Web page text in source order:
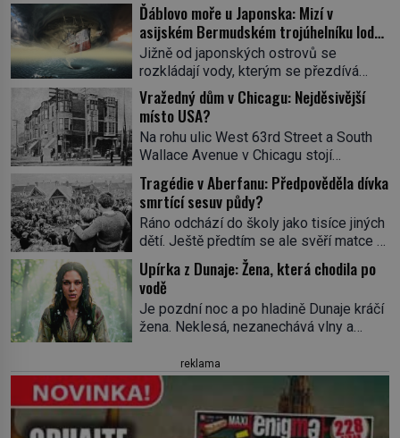
Ďáblovo moře u Japonska: Mizí v
asijském Bermudském trojúhelníku lodě
ve spárech neznámé síly?
Jižně od japonských ostrovů se
rozkládají vody, kterým se přezdívá
Ďáblovo moře. Vypráví se o lodích
mizejících beze stopy, podivných
světlech, zrádných proudech i mořských
dracích, kteří měli tyto končiny střežit už
v dávných legendách. Je tichomořský
Dračí trojúhelník skutečně prokletým
místem, nebo se zde jen nebezpečná
příroda proměnila v jednu z
nejpůsobivějších námořních záhad? […]
Vražedný dům v Chicagu: Nejděsivější
místo USA?
Na rohu ulic West 63rd Street a South
Wallace Avenue v Chicagu stojí
nenápadná pošta. Nemá žádný speciální
nápis ani pamětní desku. A přesto prý
místní zaměstnanci neradi chodí do
sklepa. Právě tady totiž sídlil sériový
vrah H. H. Holmes a také
nejpropracovanější past na lidi
v dějinách americké kriminalistiky.
Herman Webster Mudgett (1861–1896)
přijíždí […]
Tragédie v Aberfanu: Předpověděla dívka
smrtící sesuv půdy?
Ráno odchází do školy jako tisíce jiných
dětí. Ještě předtím se ale svěří matce s
podivným snem. Ve škole, kterou dobře
zná, tentokrát nevidí budovu ani
spolužáky. Místo nich se před ní tyčí
cosi temného. O několik hodin později je
mrtvá. Mohla devítiletá Zahlédla vlastní
vesnice Aberfan […]
Upírka z Dunaje: Žena, která chodila po
vodě
Je pozdní noc a po hladině Dunaje kráčí
žena. Neklesá, nezanechává vlny a
pod ní byla dlažbou. Muž, který ji z
břehu pozoruje, ji údajně poznává, jenže
Ruža Vlajna má být v tu chvíli mrtvá celé
století. Vesnice Kisiljevo v
severovýchodním Srbsku má s upíry
reklama